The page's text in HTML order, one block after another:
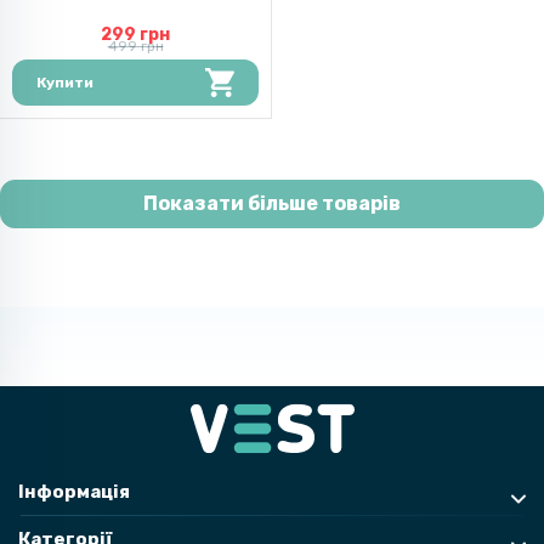
299 грн
499 грн
Купити
Показати більше товарів
Інформація
Категорії